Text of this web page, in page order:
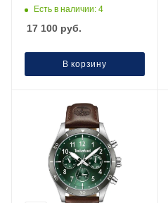
Есть в наличии: 4
17 100 руб.
В корзину